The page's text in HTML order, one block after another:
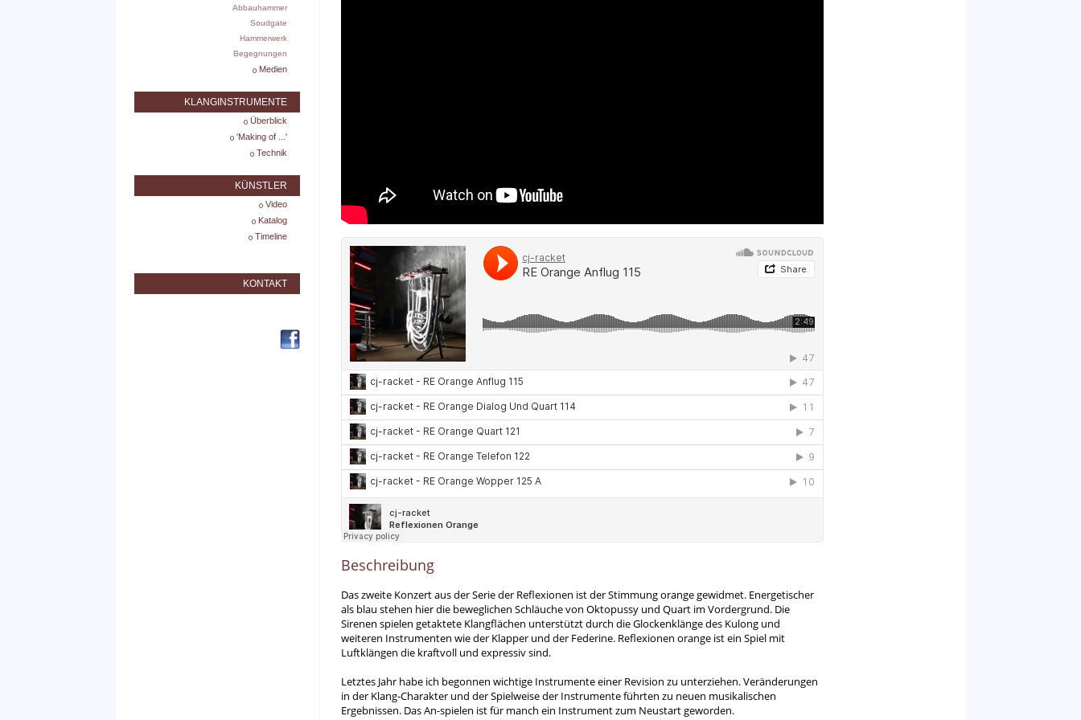
Abbauhammer
Soudgate
Hammerwerk
Begegnungen
Medien
KLANGINSTRUMENTE
Überblick
'Making of ...'
Technik
KÜNSTLER
Video
Katalog
Timeline
KONTAKT
Beschreibung
Das zweite Konzert aus der Serie der Reflexionen ist der Stimmung orange gewidmet. Energetischer
als blau stehen hier die beweglichen Schläuche von Oktopussy und Quart im Vordergrund. Die
Sirenen spielen getaktete Klangflächen unterstützt durch die Glockenklänge des Kulong und
weiteren Instrumenten wie der Klapper und der Federine. Reflexionen orange ist ein Spiel mit
Luftklängen die kraftvoll und expressiv sind.
Letztes Jahr habe ich begonnen wichtige Instrumente einer Revision zu unterziehen. Veränderungen
in der Klang-Charakter und der Spielweise der Instrumente führten zu neuen musikalischen
Ergebnissen. Das An-spielen ist für manch ein Instrument zum Neustart geworden.